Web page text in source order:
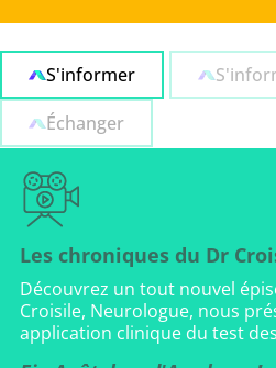
S'informer
Échanger
Les chroniques du Dr
Découvrez un tout nouvel
Croisile, Neurologue, nous
application clinique du test